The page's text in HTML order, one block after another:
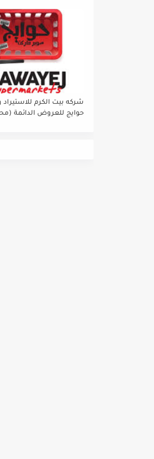
شركه بيت الكرم للاستيراد
حوايج للعروض الدائمة